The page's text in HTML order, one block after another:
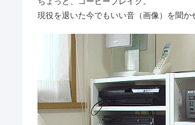
現役を退いた今でもいい音（画像）を聞か